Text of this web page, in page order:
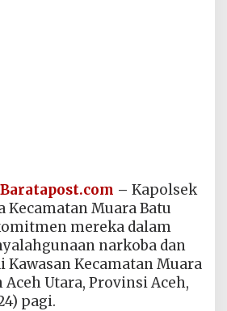
Baratapost.com – Kapolsek
Kecamatan Muara Batu
mereka dalam
narkoba dan
Kawasan Kecamatan Muara
Aceh Utara, Provinsi Aceh,
pagi.